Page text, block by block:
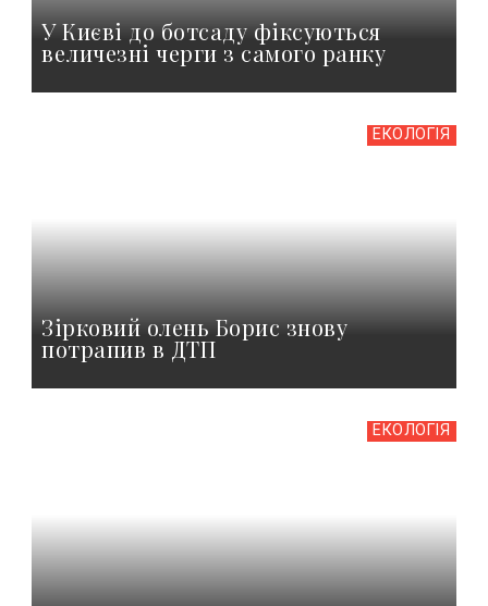
У Києві до ботсаду фіксуються
величезні черги з самого ранку
ЕКОЛОГІЯ
Зірковий олень Борис знову
потрапив в ДТП
ЕКОЛОГІЯ